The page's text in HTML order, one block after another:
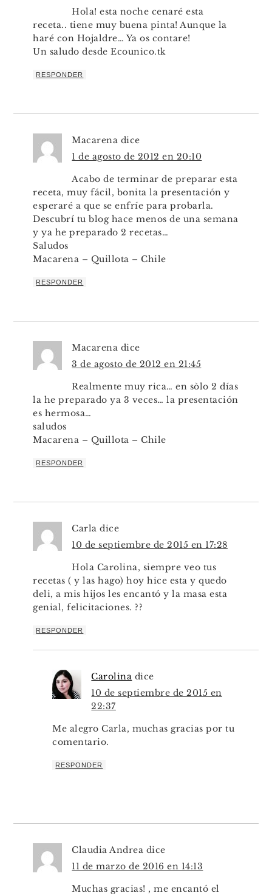
Hola! esta noche cenaré esta
receta.. tiene muy buena pinta! Aunque la
haré con Hojaldre… Ya os contare!
Un saludo desde Ecounico.tk
RESPONDER
Macarena dice
1 de agosto de 2012 en 20:10
Acabo de terminar de preparar esta
receta, muy fácil, bonita la presentación y
esperaré a que se enfríe para probarla.
Descubrí tu blog hace menos de una semana
y ya he preparado 2 recetas…
Saludos
Macarena – Quillota – Chile
RESPONDER
Macarena dice
3 de agosto de 2012 en 21:45
Realmente muy rica… en sòlo 2 días
la he preparado ya 3 veces… la presentación
es hermosa…
saludos
Macarena – Quillota – Chile
RESPONDER
Carla dice
10 de septiembre de 2015 en 17:28
Hola Carolina, siempre veo tus
recetas ( y las hago) hoy hice esta y quedo
deli, a mis hijos les encantó y la masa esta
genial, felicitaciones. ??
RESPONDER
Carolina dice
10 de septiembre de 2015 en
22:37
Me alegro Carla, muchas gracias por tu
comentario.
RESPONDER
Claudia Andrea dice
11 de marzo de 2016 en 14:13
Muchas gracias! , me encantó el